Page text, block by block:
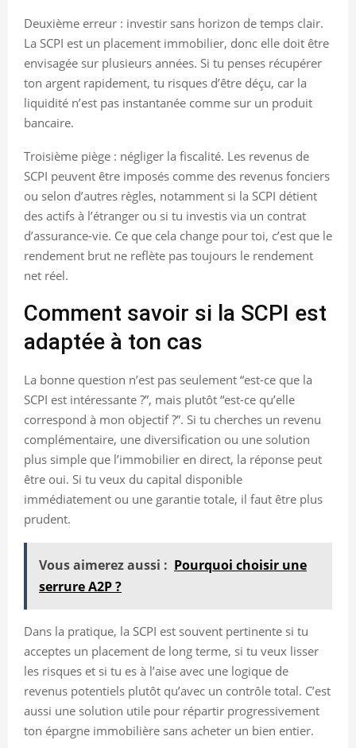
Deuxième erreur : investir sans horizon de temps clair.
La SCPI est un placement immobilier, donc elle doit être
envisagée sur plusieurs années. Si tu penses récupérer
ton argent rapidement, tu risques d’être déçu, car la
liquidité n’est pas instantanée comme sur un produit
bancaire.
Troisième piège : négliger la fiscalité. Les revenus de
SCPI peuvent être imposés comme des revenus fonciers
ou selon d’autres règles, notamment si la SCPI détient
des actifs à l’étranger ou si tu investis via un contrat
d’assurance-vie. Ce que cela change pour toi, c’est que le
rendement brut ne reflète pas toujours le rendement
net réel.
Comment savoir si la SCPI est
adaptée à ton cas
La bonne question n’est pas seulement “est-ce que la
SCPI est intéressante ?”, mais plutôt “est-ce qu’elle
correspond à mon objectif ?”. Si tu cherches un revenu
complémentaire, une diversification ou une solution
plus simple que l’immobilier en direct, la réponse peut
être oui. Si tu veux du capital disponible
immédiatement ou une garantie totale, il faut être plus
prudent.
Vous aimerez aussi : Pourquoi choisir une
serrure A2P ?
Dans la pratique, la SCPI est souvent pertinente si tu
acceptes un placement de long terme, si tu veux lisser
les risques et si tu es à l’aise avec une logique de
revenus potentiels plutôt qu’avec un contrôle total. C’est
aussi une solution utile pour répartir progressivement
ton épargne immobilière sans acheter un bien entier.